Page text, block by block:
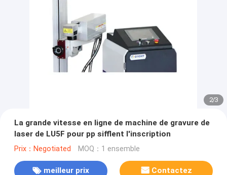
2/3
La grande vitesse en ligne de machine de gravure de
laser de LU5F pour pp sifflent l'inscription
Prix：Negotiated MOQ：1 ensemble
meilleur prix Contactez